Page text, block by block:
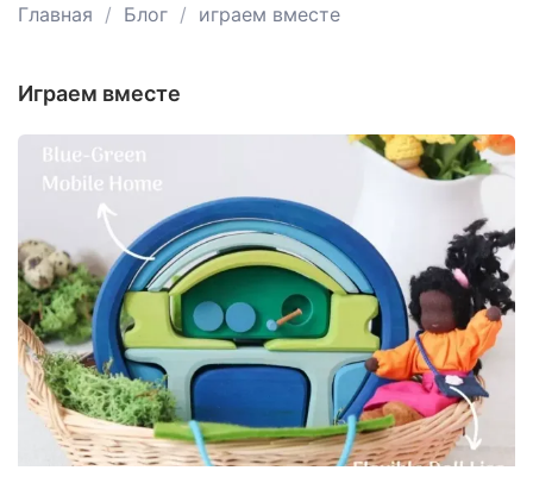
Главная Блог играем вместе
играем вместе